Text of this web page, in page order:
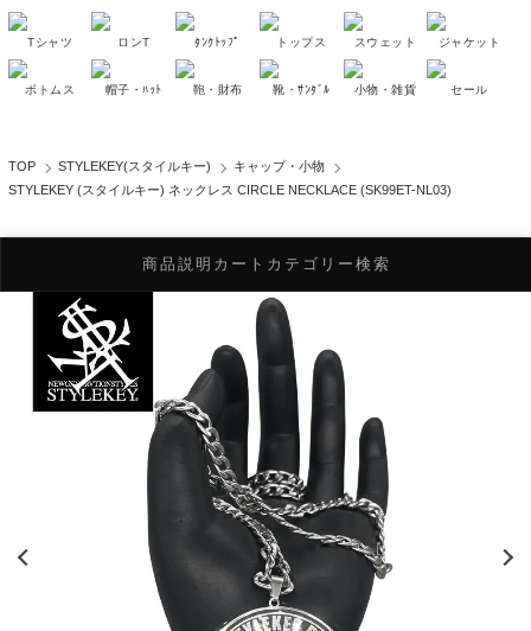
Tシャツ ロンT ﾀﾝｸﾄｯﾌﾟ トップス スウェット ジャケット
ボトムス 帽子・ﾊｯﾄ 鞄・財布 靴・ｻﾝﾀﾞﾙ 小物・雑貨 セール
TOP STYLEKEY(スタイルキー)
キャップ・小物
STYLEKEY (スタイルキー) ネックレス CIRCLE NECKLACE (SK99ET-NL03)
商品説明 カート カテゴリー検索